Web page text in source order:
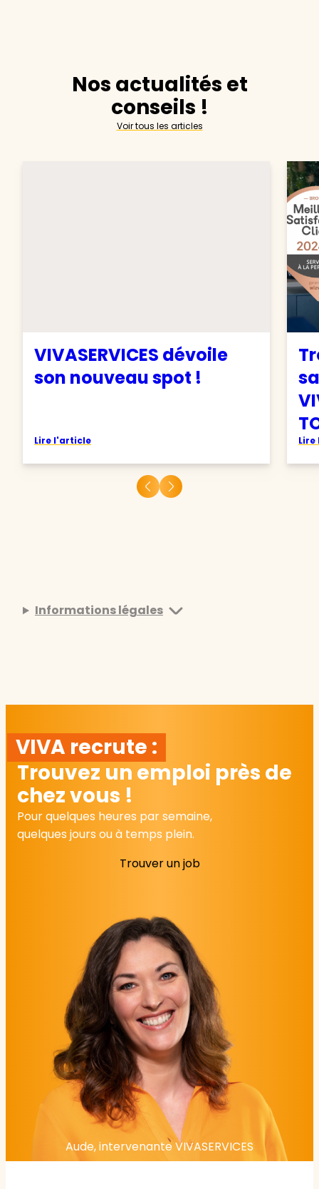
Nos actualités et
conseils !
Voir tous les articles
VIVASERVICES dévoile
son nouveau spot !
Lire l'article
Informations légales
VIVA recrute :
Trouvez un emploi près de
chez vous !
Pour quelques heures par semaine,
quelques jours ou à temps plein.
Trouver un job
Aude, intervenante VIVASERVICES